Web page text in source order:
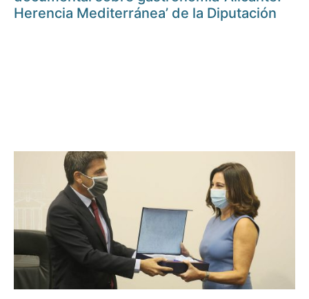
Herencia Mediterránea’ de la Diputación